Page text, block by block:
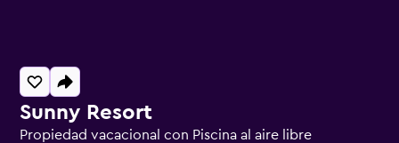
Sunny Resort
Propiedad vacacional con Piscina al aire libre